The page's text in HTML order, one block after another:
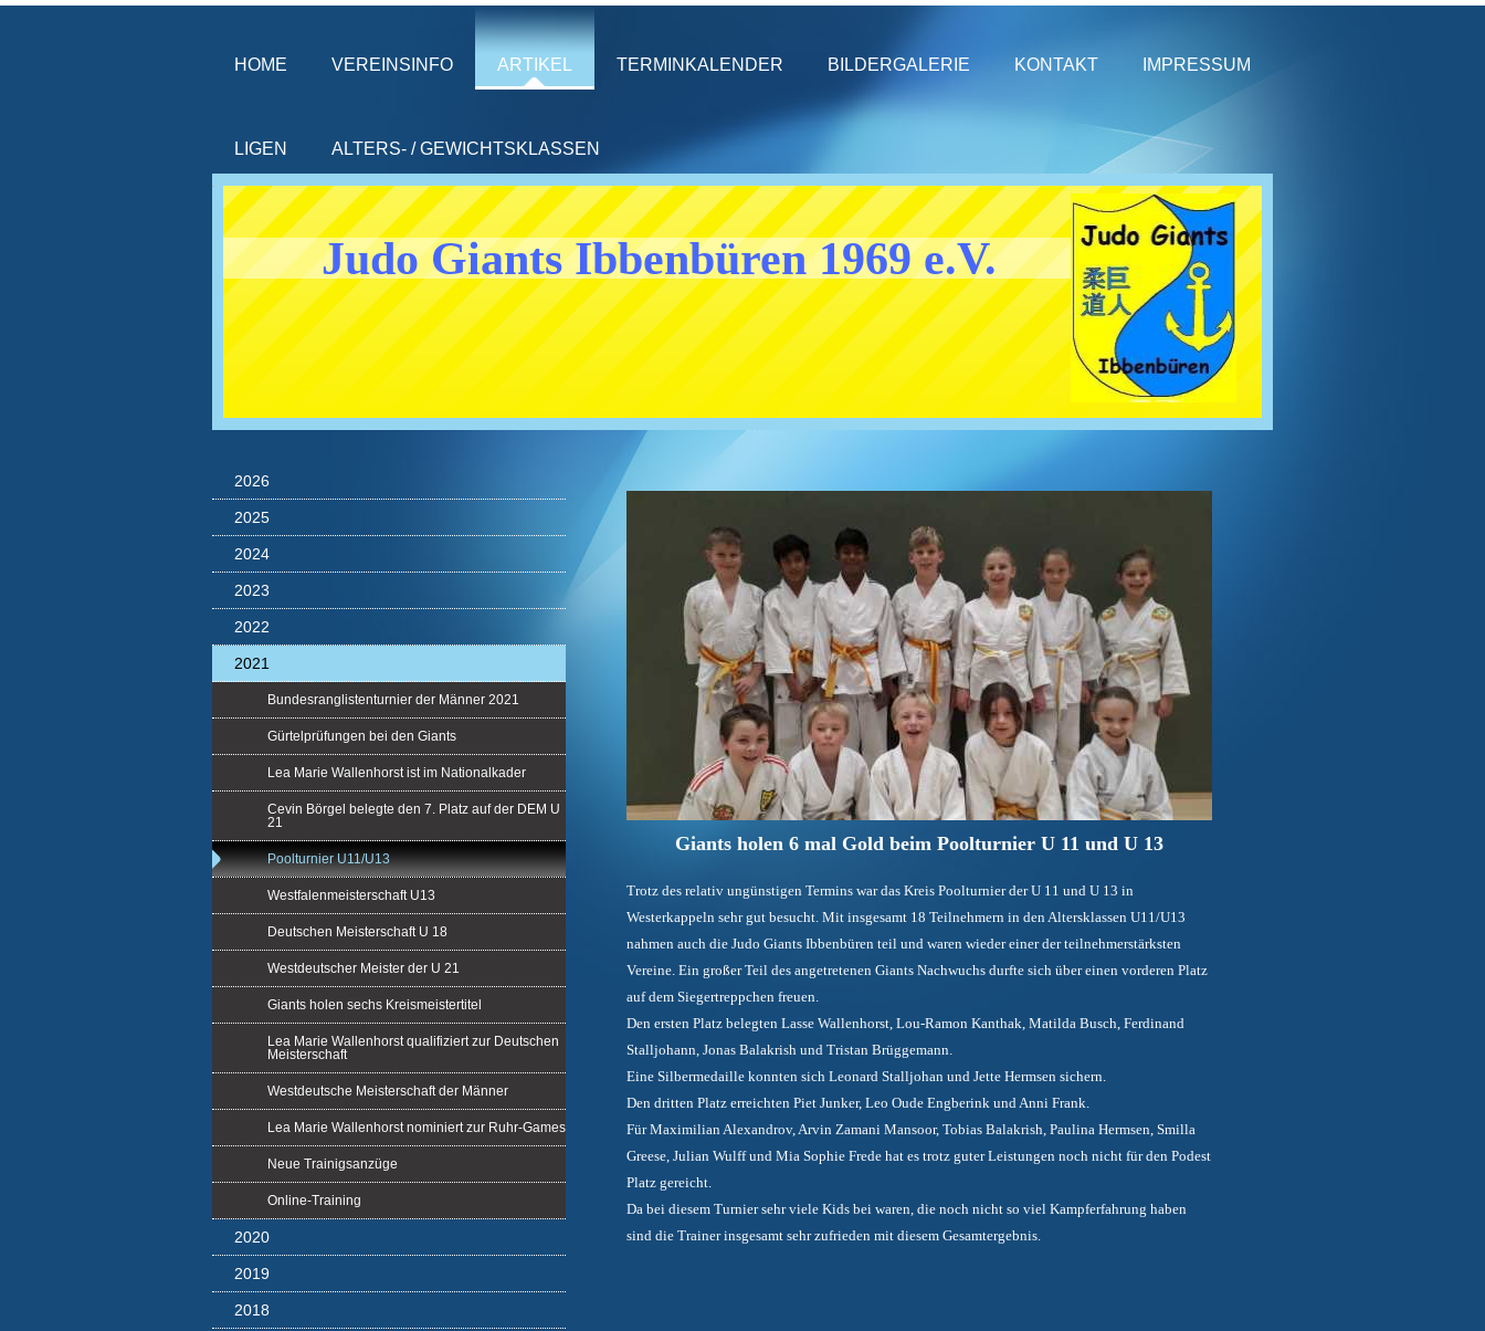
HOME VEREINSINFO ARTIKEL TERMINKALENDER BILDERGALERIE KONTAKT IMPRESSUM
LIGEN ALTERS- / GEWICHTSKLASSEN
Judo Giants Ibbenbüren 1969 e.V.
Giants holen 6 mal Gold beim Poolturnier U 11 und U 13
Trotz des relativ ungünstigen Termins war das Kreis Poolturnier der U 11 und U 13 in
Westerkappeln sehr gut besucht. Mit insgesamt 18 Teilnehmern in den Altersklassen U11/U13
nahmen auch die Judo Giants Ibbenbüren teil und waren wieder einer der teilnehmerstärksten
Vereine. Ein großer Teil des angetretenen Giants Nachwuchs durfte sich über einen vorderen Platz
auf dem Siegertreppchen freuen.
Den ersten Platz belegten Lasse Wallenhorst, Lou-Ramon Kanthak, Matilda Busch, Ferdinand
Stalljohann, Jonas Balakrish und Tristan Brüggemann.
Eine Silbermedaille konnten sich Leonard Stalljohan und Jette Hermsen sichern.
Den dritten Platz erreichten Piet Junker, Leo Oude Engberink und Anni Frank.
Für Maximilian Alexandrov, Arvin Zamani Mansoor, Tobias Balakrish, Paulina Hermsen, Smilla
Greese, Julian Wulff und Mia Sophie Frede hat es trotz guter Leistungen noch nicht für den Podest
Platz gereicht.
Da bei diesem Turnier sehr viele Kids bei waren, die noch nicht so viel Kampferfahrung haben
sind die Trainer insgesamt sehr zufrieden mit diesem Gesamtergebnis.
2026
2025
2024
2023
2022
2021
Bundesranglistenturnier der Männer 2021
Gürtelprüfungen bei den Giants
Lea Marie Wallenhorst ist im Nationalkader
Cevin Börgel belegte den 7. Platz auf der DEM U
21
Poolturnier U11/U13
Westfalenmeisterschaft U13
Deutschen Meisterschaft U 18
Westdeutscher Meister der U 21
Giants holen sechs Kreismeistertitel
Lea Marie Wallenhorst qualifiziert zur Deutschen
Meisterschaft
Westdeutsche Meisterschaft der Männer
Lea Marie Wallenhorst nominiert zur Ruhr-Games
Neue Trainigsanzüge
Online-Training
2020
2019
2018